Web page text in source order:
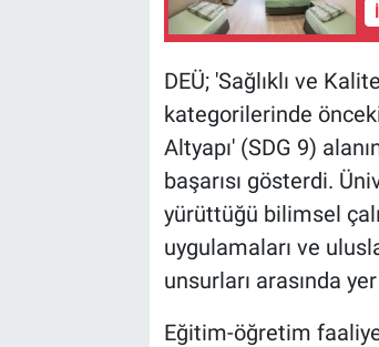
DEÜ; 'Sağlıklı ve
kategorilerinde
Altyapı' (SDG 9)
başarısı gösterdi.
yürüttüğü bilimsel
uygulamaları ve
unsurları arasında yer
Eğitim-öğretim